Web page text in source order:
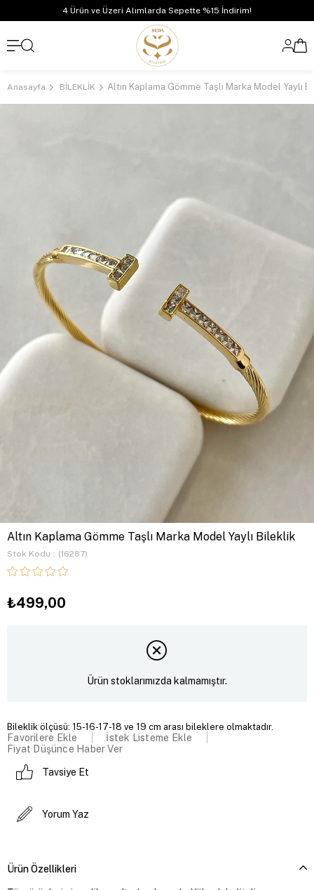
4 Ürün ve Üzeri Alımlarda Sepette %15 İndirim!
Anasayfa BİLEKLİK Altın Kaplama Gömme Taşlı Marka Model Yaylı
Altın Kaplama Gömme Taşlı Marka Model Yaylı Bileklik
Stok Kodu (16287)
₺499,00
Ürün stoklarımızda kalmamıştır.
Bileklik ölçüsü: 15-16-17-18 ve 19 cm arası bileklere olmaktadır.
Favorilere Ekle
İstek Listeme Ekle
Fiyat Düşünce Haber Ver
Tavsiye Et
Yorum Yaz
Ürün Özellikleri